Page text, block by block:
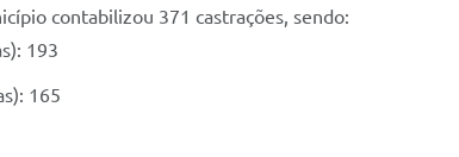
contabilizou 371 castrações, sendo:
193
165